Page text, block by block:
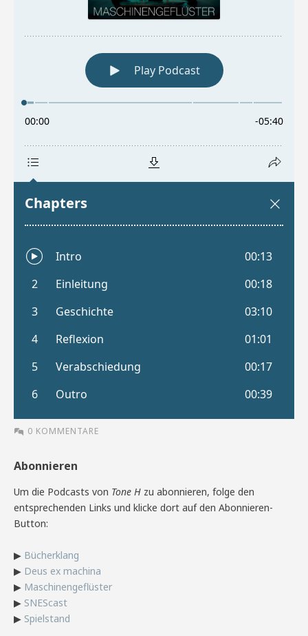
0 KOMMENTARE
Abonnieren
Um die Podcasts von Tone H zu abonnieren, folge den
entsprechenden Links und klicke dort auf den Abonnieren-
Button:
▶ Bücherklang
▶ Deus ex machina
▶ Maschinengeflüster
▶ SNEScast
▶ Spielstand